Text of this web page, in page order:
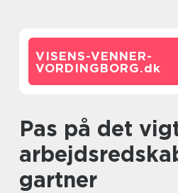
VISENS-VENNER-
VORDINGBORG.dk
Pas på det vigtigste
gartner